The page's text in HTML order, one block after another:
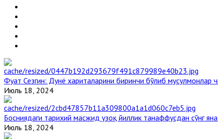
Фуат Сезгин: Дунё хариталарини биринчи бўлиб мусулмонлар
Июль 18, 2024
Босниядаги тарихий масжид узоқ йиллик танаффусдан сўнг
Июль 18, 2024